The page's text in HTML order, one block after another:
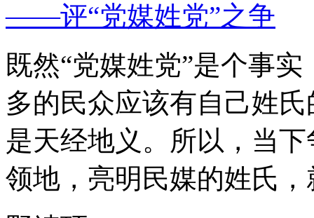
——评“党媒姓党”之争
既然“党媒姓党”是个事
多的民众应该有自己姓
是天经地义。所以，当
领地，亮明民媒的姓氏